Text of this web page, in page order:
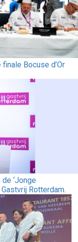
Bocuse d’Or
‘Jonge
Rotterdam.